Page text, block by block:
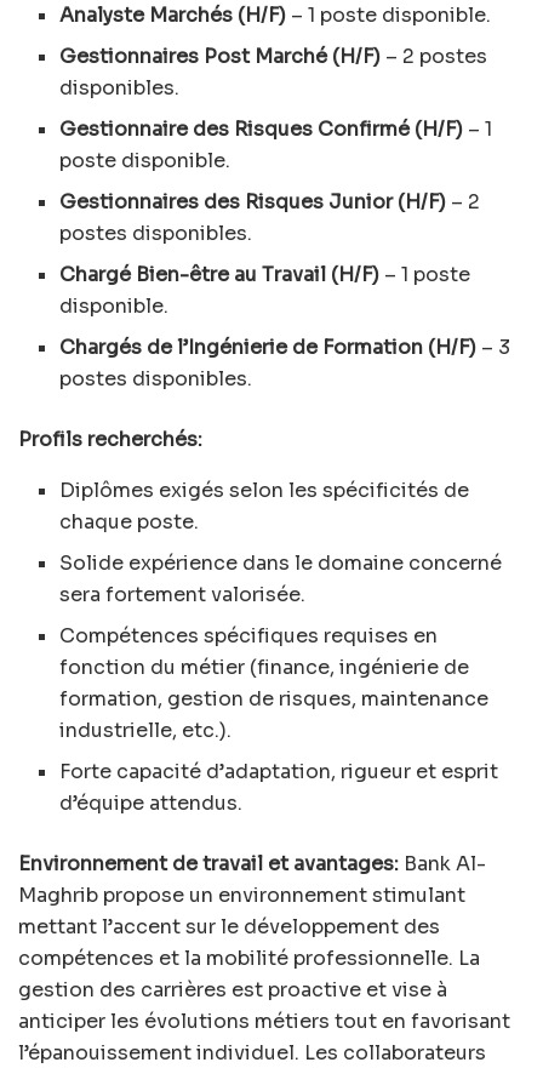
Analyste Marchés (H/F) – 1 poste disponible.
Gestionnaires Post Marché (H/F) – 2 postes
disponibles.
Gestionnaire des Risques Confirmé (H/F) – 1
poste disponible.
Gestionnaires des Risques Junior (H/F) – 2
postes disponibles.
Chargé Bien-être au Travail (H/F) – 1 poste
disponible.
Chargés de l’Ingénierie de Formation (H/F) – 3
postes disponibles.
Profils recherchés:
Diplômes exigés selon les spécificités de
chaque poste.
Solide expérience dans le domaine concerné
sera fortement valorisée.
Compétences spécifiques requises en
fonction du métier (finance, ingénierie de
formation, gestion de risques, maintenance
industrielle, etc.).
Forte capacité d’adaptation, rigueur et esprit
d’équipe attendus.
Environnement de travail et avantages: Bank Al-
Maghrib propose un environnement stimulant
mettant l’accent sur le développement des
compétences et la mobilité professionnelle. La
gestion des carrières est proactive et vise à
anticiper les évolutions métiers tout en favorisant
l’épanouissement individuel. Les collaborateurs